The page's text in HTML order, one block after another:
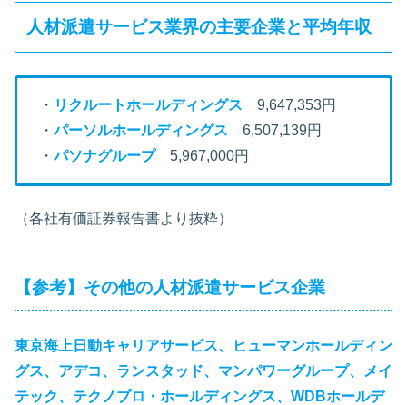
人材派遣サービス業界の主要企業と平均年収
・ リクルートホールディングス 9,647,353円
・パーソルホールディングス 6,507,139円
・パソナグループ5,967,000円
（各社有価証券報告書より抜粋）
【参考】その他の人材派遣サービス企業
東京海上日動キャリアサービス、ヒューマンホールディン
グス、アデコ、ランスタッド、マンパワーグループ、メイ
テック、テクノプロ・ホールディングス、WDBホールデ